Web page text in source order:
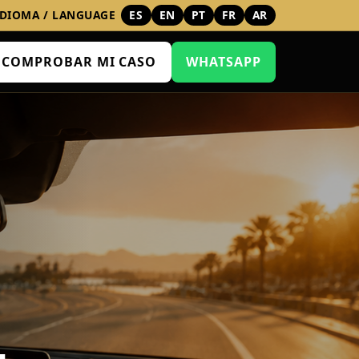
/ LANGUAGE ES EN PT FR AR
COMPROBAR MI CASO WHATSAPP